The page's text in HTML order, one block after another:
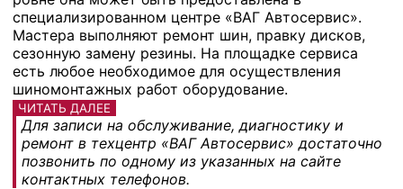
специализированном центре «ВАГ Автосервис».
Мастера выполняют ремонт шин, правку дисков,
сезонную замену резины. На площадке сервиса
есть любое необходимое для осуществления
шиномонтажных работ оборудование.
ЧИТАТЬ ДАЛЕЕ
Для записи на обслуживание, диагностику и
ремонт в техцентр «ВАГ Автосервис» достаточно
позвонить по одному из указанных на сайте
контактных телефонов.